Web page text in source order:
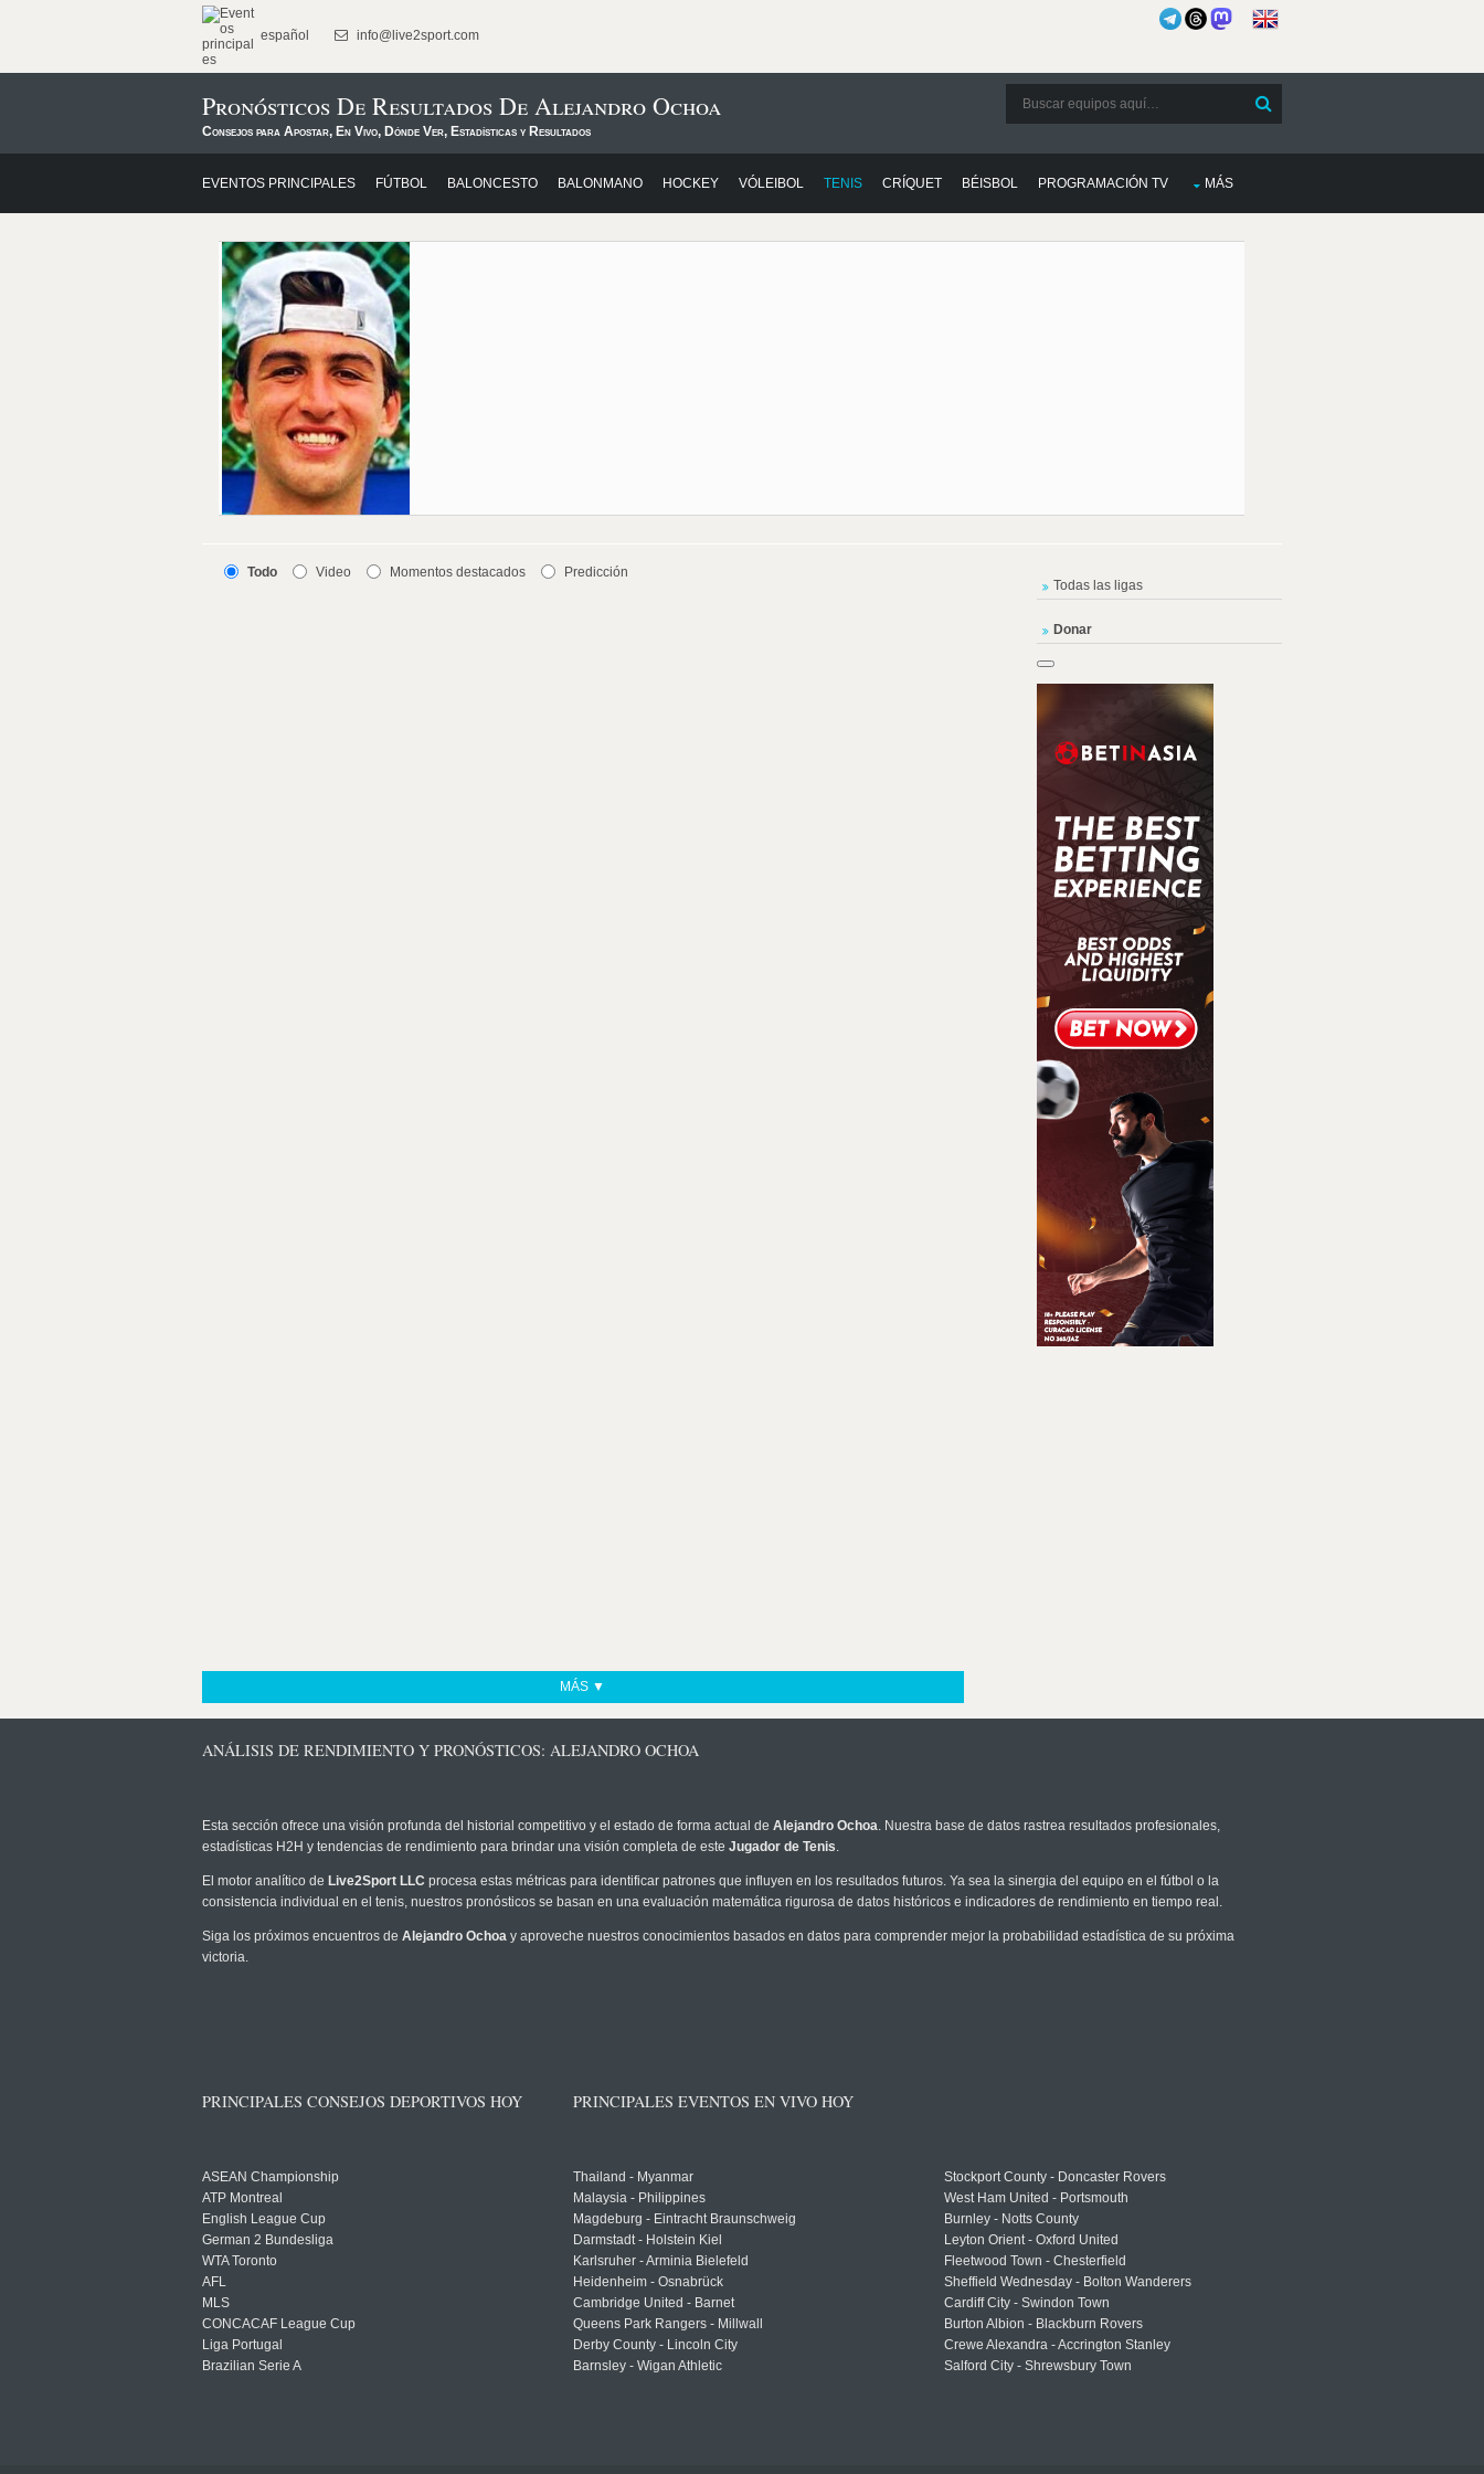
español info@live2sport.com
Pronósticos De Resultados De Alejandro Ochoa
Consejos para Apostar, En Vivo, Dónde Ver, Estadísticas y Resultados
EVENTOS PRINCIPALES FÚTBOL BALONCESTO BALONMANO HOCKEY VÓLEIBOL TENIS CRÍQUET BÉISBOL PROGRAMACIÓN TV MÁS
Todo Video Momentos destacados Predicción
MÁS ▼
Todas las ligas
Donar
ANÁLISIS DE RENDIMIENTO Y PRONÓSTICOS: ALEJANDRO OCHOA
Esta sección ofrece una visión profunda del historial competitivo y el estado de forma actual de Alejandro Ochoa. Nuestra base de datos rastrea resultados profesionales,
estadísticas H2H y tendencias de rendimiento para brindar una visión completa de este Jugador de Tenis.
El motor analítico de Live2Sport LLC procesa estas métricas para identificar patrones que influyen en los resultados futuros. Ya sea la sinergia del equipo en el fútbol o la
consistencia individual en el tenis, nuestros pronósticos se basan en una evaluación matemática rigurosa de datos históricos e indicadores de rendimiento en tiempo real.
Siga los próximos encuentros de Alejandro Ochoa y aproveche nuestros conocimientos basados en datos para comprender mejor la probabilidad estadística de su próxima
victoria.
PRINCIPALES CONSEJOS DEPORTIVOS HOY
ASEAN Championship
ATP Montreal
English League Cup
German 2 Bundesliga
WTA Toronto
AFL
MLS
CONCACAF League Cup
Liga Portugal
Brazilian Serie A
PRINCIPALES EVENTOS EN VIVO HOY
Thailand - Myanmar
Malaysia - Philippines
Magdeburg - Eintracht Braunschweig
Darmstadt - Holstein Kiel
Karlsruher - Arminia Bielefeld
Heidenheim - Osnabrück
Cambridge United - Barnet
Queens Park Rangers - Millwall
Derby County - Lincoln City
Barnsley - Wigan Athletic
Stockport County - Doncaster Rovers
West Ham United - Portsmouth
Burnley - Notts County
Leyton Orient - Oxford United
Fleetwood Town - Chesterfield
Sheffield Wednesday - Bolton Wanderers
Cardiff City - Swindon Town
Burton Albion - Blackburn Rovers
Crewe Alexandra - Accrington Stanley
Salford City - Shrewsbury Town